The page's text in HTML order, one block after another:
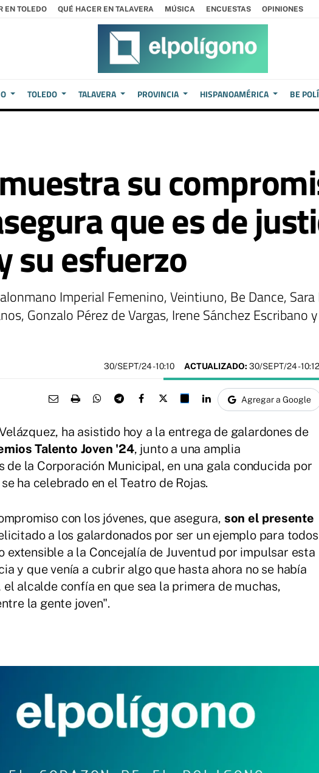
EN TOLEDO QUÉ HACER EN TALAVERA MÚSICA ENCUESTAS OPINIONES
TOLEDO TALAVERA PROVINCIA HISPANOAMÉRICA BE
su
que es de
su esfuerzo
Imperial Femenino, Veintiuno, Be Dance,
Gonzalo Pérez de Vargas, Irene Sánchez Escribano
30/SEPT/24- 10:10 ACTUALIZADO: 30/SEPT/24 - 10:12
Agregar a Google
ha asistido hoy a la entrega de galardones de
Talento Joven '24, junto a una amplia
de la Corporación Municipal, en una gala conducida por
ha celebrado en el Teatro de Rojas.
con los jóvenes, que asegura, son el presente
a los galardonados por ser un ejemplo para
extensible a la Concejalía de Juventud por impulsar esta
y que venía a cubrir algo que hasta ahora no se había
alcalde confía en que sea la primera de muchas,
la gente joven".